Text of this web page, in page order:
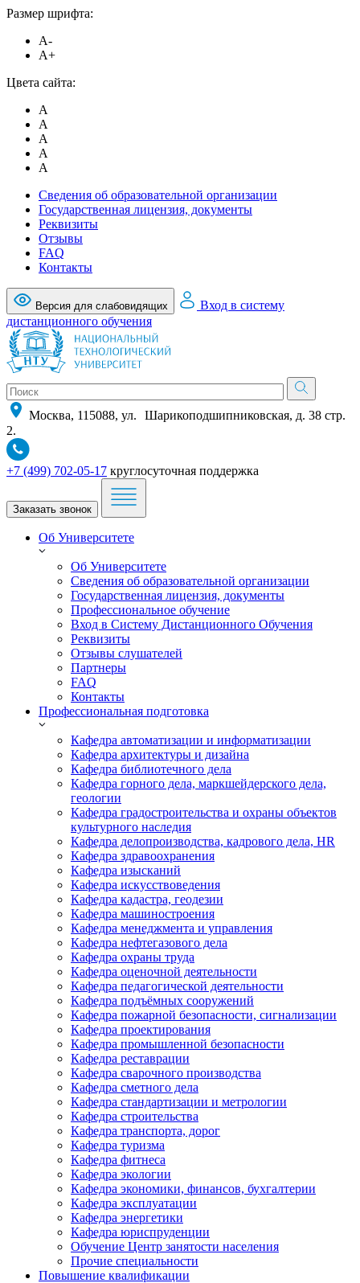
Размер шрифта:
A-
A+
Цвета сайта:
A
A
A
A
A
Сведения об образовательной организации
Государственная лицензия, документы
Реквизиты
Отзывы
FAQ
Контакты
Версия для слабовидящих
Вход в систему
дистанционного обучения
Москва, 115088, ул. Шарикоподшипниковская, д. 38 стр.
2.
+7 (499) 702-05-17 круглосуточная поддержка
Заказать звонок
Об Университете
Об Университете
Сведения об образовательной организации
Государственная лицензия, документы
Профессиональное обучение
Вход в Систему Дистанционного Обучения
Реквизиты
Отзывы слушателей
Партнеры
FAQ
Контакты
Профессиональная подготовка
Кафедра автоматизации и информатизации
Кафедра архитектуры и дизайна
Кафедра библиотечного дела
Кафедра горного дела, маркшейдерского дела,
геологии
Кафедра градостроительства и охраны объектов
культурного наследия
Кафедра делопроизводства, кадрового дела, HR
Кафедра здравоохранения
Кафедра изысканий
Кафедра искусствоведения
Кафедра кадастра, геодезии
Кафедра машиностроения
Кафедра менеджмента и управления
Кафедра нефтегазового дела
Кафедра охраны труда
Кафедра оценочной деятельности
Кафедра педагогической деятельности
Кафедра подъёмных сооружений
Кафедра пожарной безопасности, сигнализации
Кафедра проектирования
Кафедра промышленной безопасности
Кафедра реставрации
Кафедра сварочного производства
Кафедра сметного дела
Кафедра стандартизации и метрологии
Кафедра строительства
Кафедра транспорта, дорог
Кафедра туризма
Кафедра фитнеса
Кафедра экологии
Кафедра экономики, финансов, бухгалтерии
Кафедра эксплуатации
Кафедра энергетики
Кафедра юриспруденции
Обучение Центр занятости населения
Прочие специальности
Повышение квалификации